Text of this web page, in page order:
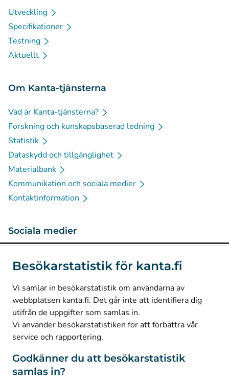
Besökarstatistik för kanta.fi
Vi samlar in besökarstatistik om användarna av
webbplatsen kanta.fi. Det går inte att identifiera dig
utifrån de uppgifter som samlas in.
Vi använder besökarstatistiken för att förbättra vår
service och rapportering.
Godkänner du att besökarstatistik
samlas in?
Utveckling
Specifikationer
Testning
Aktuellt
Om Kanta-tjänsterna
Vad är Kanta-tjänsterna?
Forskning och kunskapsbaserad ledning
Statistik
Dataskydd och tillgänglighet
Materialbank
Kommunikation och sociala medier
Kontaktinformation
Sociala medier
LinkedIn(Avautuu uuteen välilehteen)
Facebook
Avautuu uuteen välilehteen)
© Kanta-Palvelut, Kansaneläkelaitos
Dataskydd
Om webbplatsen
Tillgänglighet